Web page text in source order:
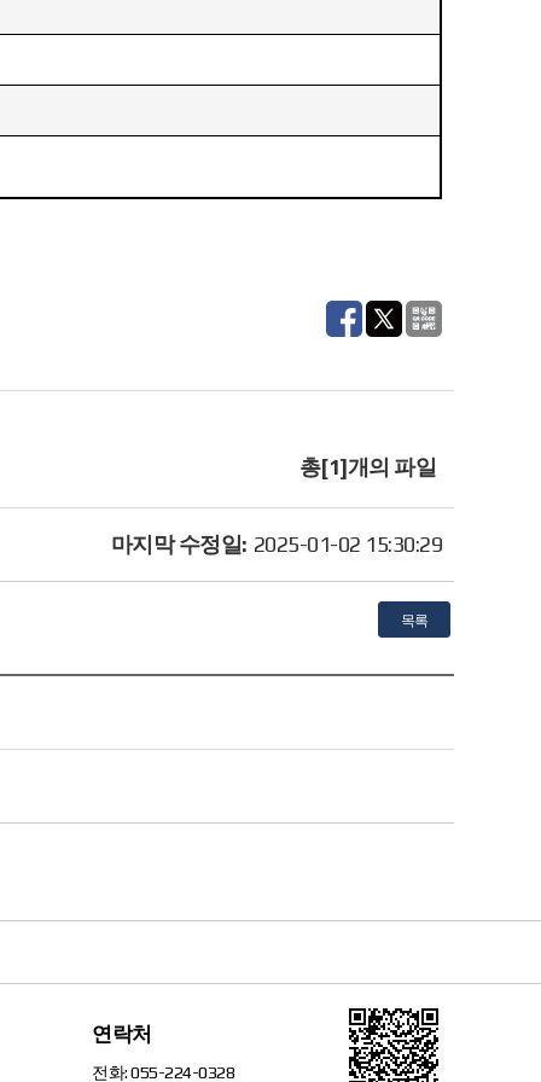
총[1]개의 파일
마지막 수정일: 2025-01-02 15:30:29
목록
연락처
전화:055-224-0328